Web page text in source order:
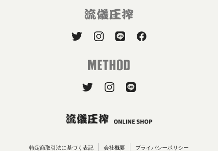
特定商取引法に基づく表記 会社概要 プライバシーポリシー